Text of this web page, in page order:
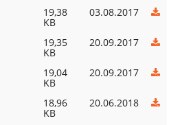
19,38
KB
03.08.2017
19,35
KB
20.09.2017
19,04
KB
20.09.2017
18,96
KB
20.06.2018